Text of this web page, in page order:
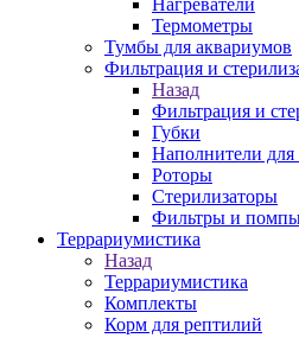
Нагреватели
Термометры
Тумбы для аквариумов
Фильтрация и
Назад
Фильтрация и
Губки
Наполнители для
Роторы
Стерилизаторы
Фильтры и
Террариумистика
Назад
Террариумистика
Комплекты
Корм для рептилий